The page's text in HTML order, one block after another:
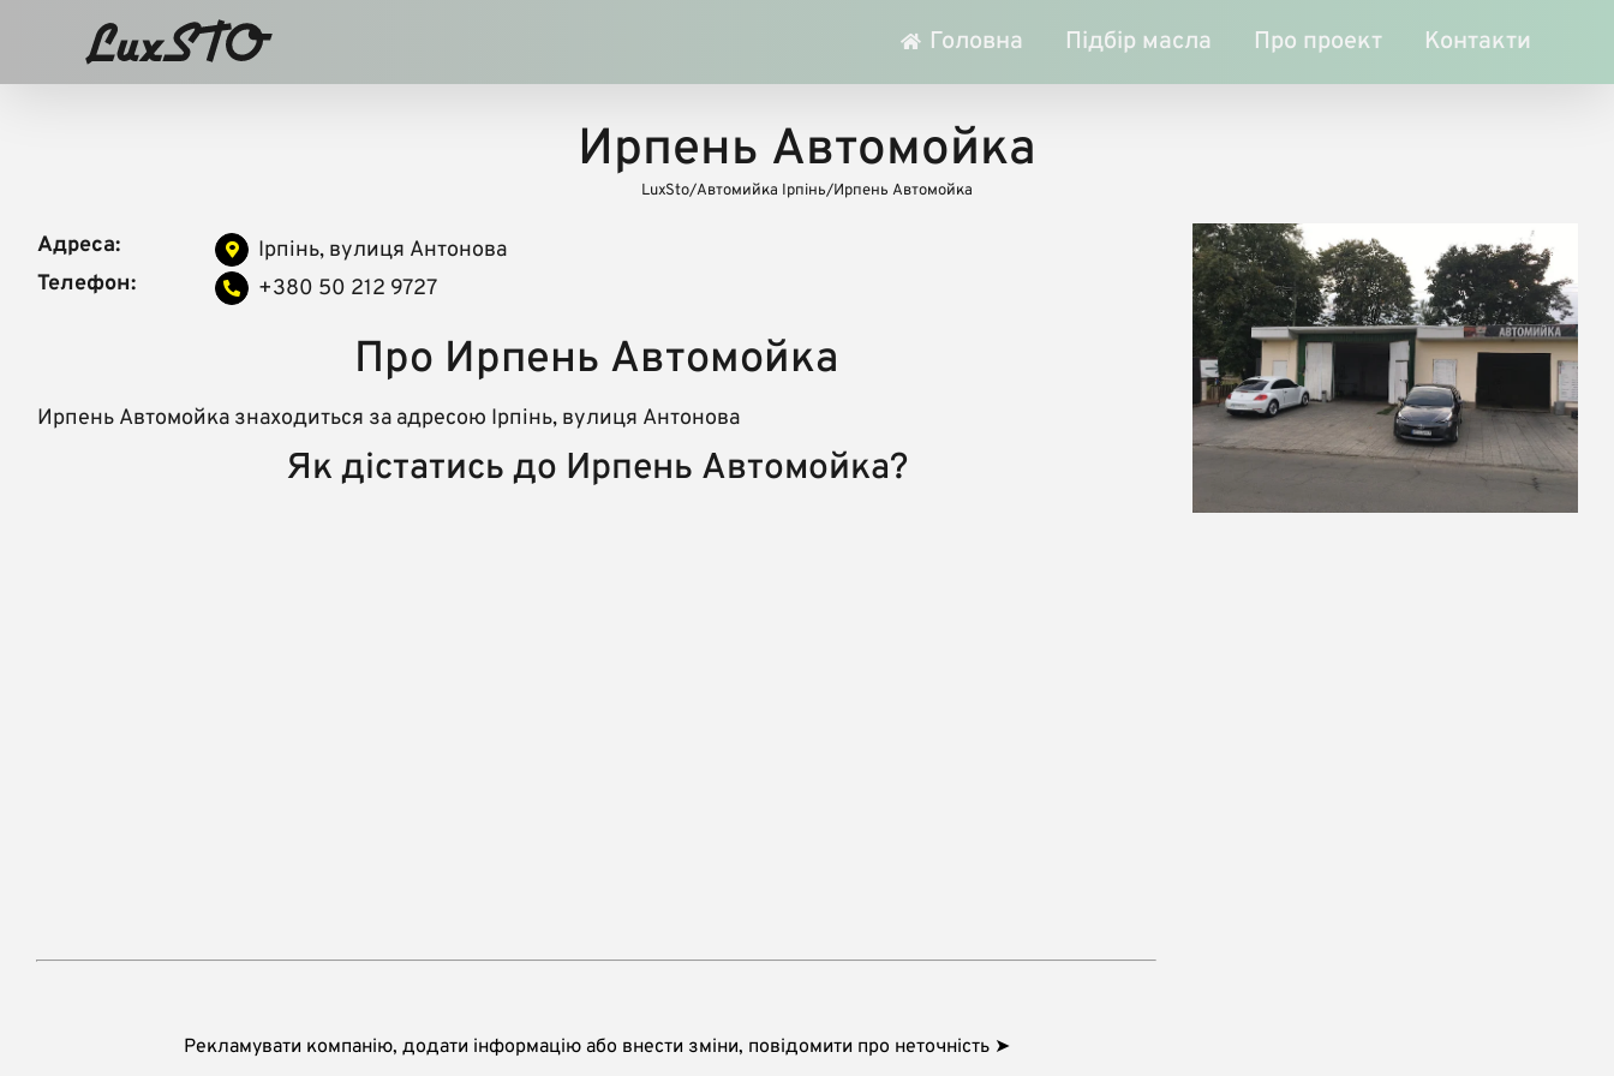
Головна Підбір масла Про проект Контакти
Ирпень Автомойка
LuxSto/Автомийка Ірпінь/Ирпень Автомойка
Адреса:
Ірпінь, вулиця Антонова
Телефон:
+380 50 212 9727
Про Ирпень Автомойка
Ирпень Автомойка знаходиться за адресою Ірпінь, вулиця Антонова
Як дістатись до Ирпень Автомойка?
Рекламувати компанію, додати інформацію або внести зміни, повідомити про неточність ➤